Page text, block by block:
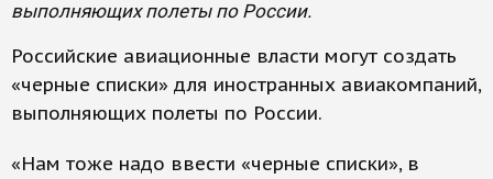
выполняющих полеты по России.
Российские авиационные власти могут создать
«черные списки» для иностранных авиакомпаний,
выполняющих полеты по России.
«Нам тоже надо ввести «черные списки», в